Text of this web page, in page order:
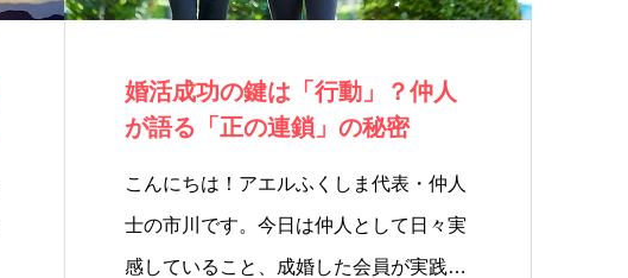
婚活成功の鍵は「行動」？仲人
が語る「正の連鎖」の秘密
こんにちは！アエルふくしま代表・仲人
士の市川です。今日は仲人として日々実
感していること、成婚した会員が実践